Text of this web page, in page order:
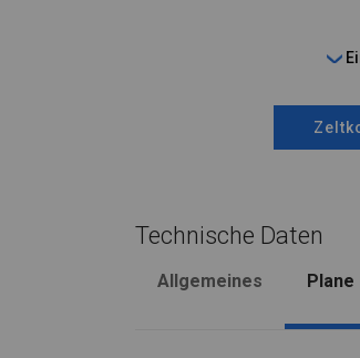
Technische Daten
Allgemeines Plane